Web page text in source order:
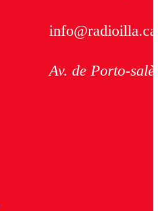
Av. de Porto-